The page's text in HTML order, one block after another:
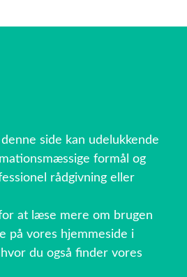
side kan udelukkende
formål og
rådgivning eller
at læse mere om brugen
på vores hjemmeside i
du også finder vores